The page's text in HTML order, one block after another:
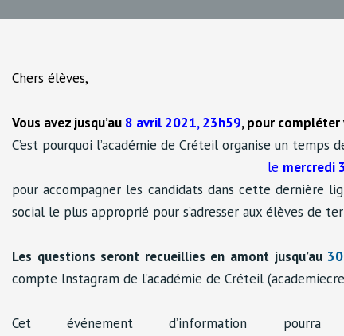
Chers élèves,
Vous avez jusqu’au 8 avril 2021, 23h59, pour
C’est pourquoi l’académie de Créteil organise un temps
le mercredi
pour accompagner les candidats dans cette dernière
social le plus approprié pour s’adresser aux élèves de
Les questions seront recueillies en amont jusqu’au
compte lnstagram de l’académie de Créteil
Cet événement d’information